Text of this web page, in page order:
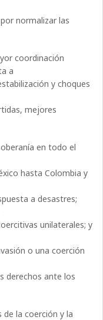
normalizar las
coordinación
a
y choques
mejores
en todo el
hasta Colombia y
a desastres;
unilaterales; y
o una coerción
derechos ante los
de la coerción y la